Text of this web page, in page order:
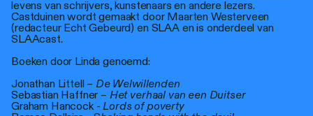
levens van schrijvers, kunstenaars en andere lezers.
Castduinen wordt gemaakt door Maarten Westerveen
(redacteur Echt Gebeurd) en SLAA en is onderdeel van
SLAAcast.
Boeken door Linda genoemd:
Jonathan Littell – De Welwillenden
Sebastian Haffner – Het verhaal van een Duitser
Graham Hancock -Lords of poverty